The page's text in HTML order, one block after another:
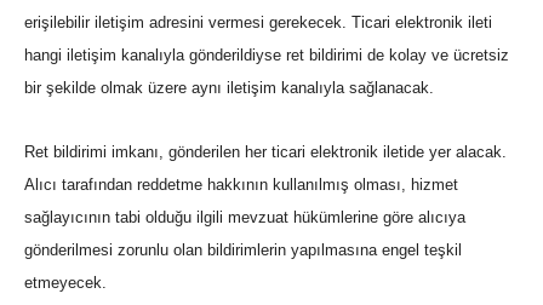
erişilebilir iletişim adresini vermesi gerekecek. Ticari elektronik ileti
hangi iletişim kanalıyla gönderildiyse ret bildirimi de kolay ve ücretsiz
bir şekilde olmak üzere aynı iletişim kanalıyla sağlanacak.
Ret bildirimi imkanı, gönderilen her ticari elektronik iletide yer alacak.
Alıcı tarafından reddetme hakkının kullanılmış olması, hizmet
sağlayıcının tabi olduğu ilgili mevzuat hükümlerine göre alıcıya
gönderilmesi zorunlu olan bildirimlerin yapılmasına engel teşkil
etmeyecek.